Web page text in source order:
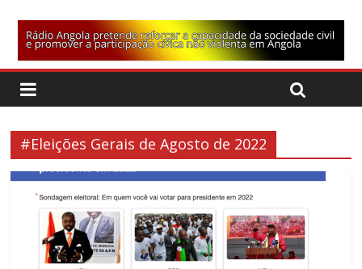
#Eleições Gerais de Agosto de 2022